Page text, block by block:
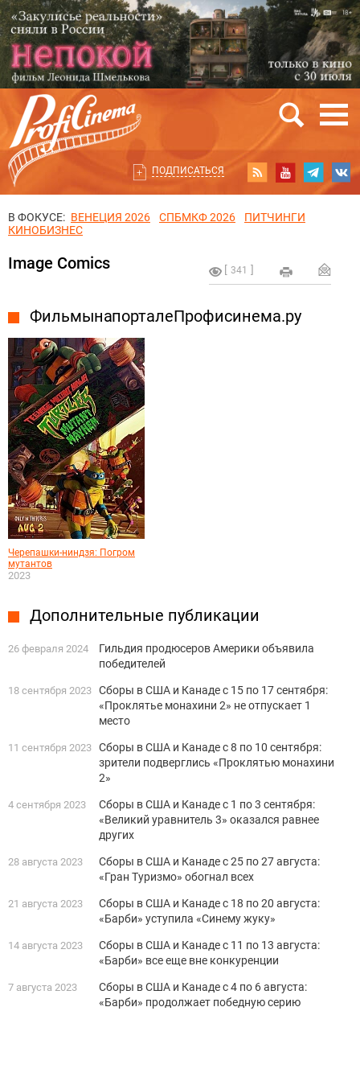
ПОДПИСАТЬСЯ
В ФОКУСЕ: ВЕНЕЦИЯ 2026 СПБМКФ 2026
ПИТЧИНГИ
КИНОБИЗНЕС
341
Image Comics
Фильмы на портале Профисинема.ру
Черепашки-ниндзя: Погром
мутантов
2023
Дополнительные публикации
26 февраля 2024
Гильдия продюсеров Америки объявила
победителей
18 сентября 2023 Сборы в США и Канаде с 15 по 17 сентября:
«Проклятье монахини 2» не отпускает 1
место
11 сентября 2023 Сборы в США и Канаде с 8 по 10 сентября:
зрители подверглись «Проклятью монахини
2»
4 сентября 2023
Сборы в США и Канаде с 1 по 3 сентября:
«Великий уравнитель 3» оказался равнее
других
28 августа 2023
Сборы в США и Канаде с 25 по 27 августа:
«Гран Туризмо» обогнал всех
21 августа 2023
Сборы в США и Канаде с 18 по 20 августа:
«Барби» уступила «Синему жуку»
14 августа 2023
Сборы в США и Канаде с 11 по 13 августа:
«Барби» все еще вне конкуренции
7 августа 2023
Сборы в США и Канаде с 4 по 6 августа:
«Барби» продолжает победную серию